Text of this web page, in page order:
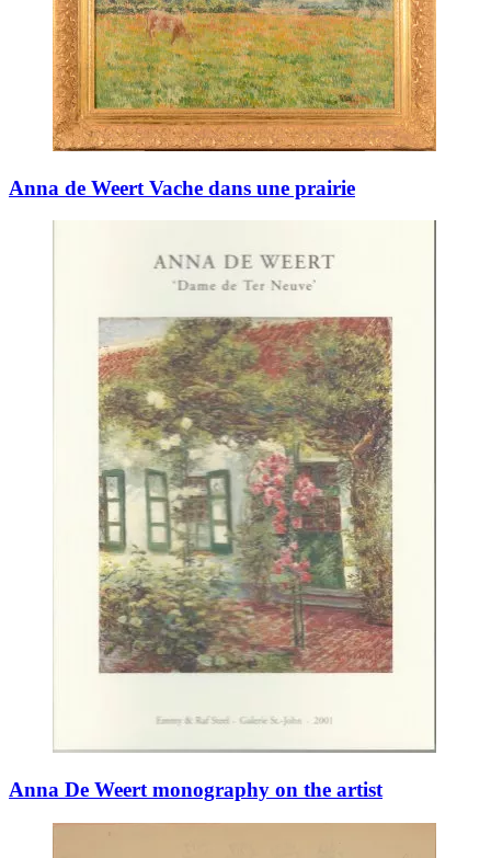
Anna de Weert Vache dans une prairie
Anna De Weert monography on the artist